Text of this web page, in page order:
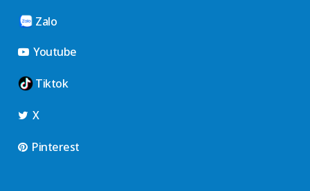
Zalo
Youtube
Tiktok
X
Pinterest